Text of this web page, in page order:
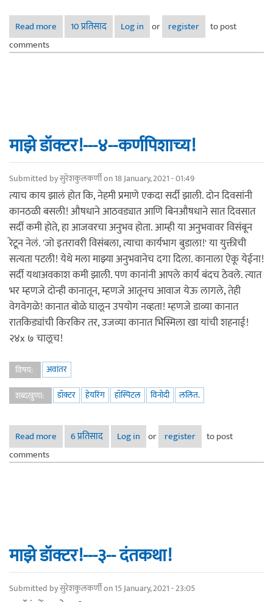
Read more about माझे डॉक्टर!--५--मोबाईल डॉक्टर!
10 प्रतिसाद Log in or register
to post
comments
माझे डॉक्टर!---४--कर्णपिशाच्य!
Submitted byसुरेशकुलकर्णीon 18 January, 2021 - 01:49
त्याच काय झालं होत कि, नेहमी प्रमाणे एकदा सर्दी झाली. दोन दिवसांनी
कानठळी बसली! औषधाने आठवड्यात आणि बिनऔषधाने सात दिवसात
सर्दी कमी होते, हा आजवरचा अनुभव होता. आम्ही या अनुभवावर विसंबून
रेटून नेलं. 'जो इतरावरी विसंबला, त्याचा कार्यभाग बुडाला!' या युक्तीची
सत्यता पटली! येथे मला माझ्या अनुभवानेच दगा दिला. कानाला ऐकू येईना!
सर्दी यथाअवकाश कमी झाली. पण कानांनी आपले कार्य बंदच ठेवले. त्यात
भर म्हणजे दोन्ही कानातून, म्हणजे आतूनच आवाज येऊ लागले, तेही
वेगवेगळे! कानात बोळे घालून उपयोग नव्हता! म्हणजे डाव्या कानात
रातकिड्यांची किरकिर तर, उजव्या कानात भिस्मिला खा यांची शहनाई!
२४x ७ चालूच!
विषय:
अवांतर
शब्दखुणा:
डॉक्टर हेयरिंग हॉस्पिटल विनोदी ललित.
Read more about माझे डॉक्टर!---४--कर्णपिशाच्य!
6 प्रतिसाद Log in or register
to post
comments
माझे डॉक्टर!---३-- दंतकथा!
Submitted byसुरेशकुलकर्णीon 15 January, 2021 - 23:05